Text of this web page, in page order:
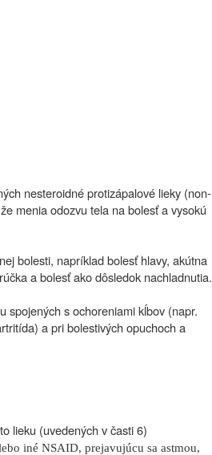
nesteroidné protizápalové lieky (non-
menia odozvu tela na bolesť a vysokú
bolesti, napríklad bolesť hlavy, akútna
a bolesť ako dôsledok nachladnutia.
spojených s ochoreniami kĺbov (napr.
a pri bolestivých opuchoch a
lieku (uvedených v časti 6)
iné NSAID, prejavujúcu sa astmou,